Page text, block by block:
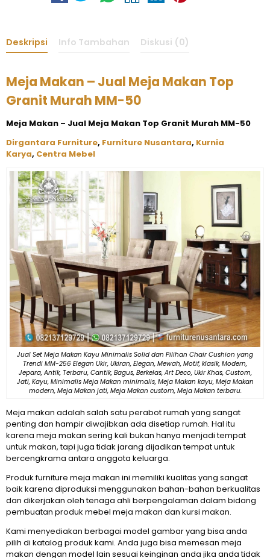
Deskripsi Info Tambahan Diskusi (0)
Meja Makan – Jual Meja Makan Top
Granit Murah MM-50
Meja Makan – Jual Meja Makan Top Granit Murah MM-50
Dirgantara Furniture, Furniture Nusantara, Kurnia
Karya, Centra Mebel
Jual Set Meja Makan Kayu Minimalis Solid dan Pilihan Chair Cushion yang
Trendi MM-256 Elegan Ukir, Ukiran, Elegan, Mewah, Motif, klasik, Modern,
Jepara, Antik, Terbaru, Cantik, Bagus, Berkelas, Art Deco, Ukir Khas, Custom,
Jati, Kayu, Minimalis Meja Makan minimalis, Meja Makan kayu, Meja Makan
modern, Meja Makan jati, Meja Makan custom, Meja Makan terbaru.
Meja makan adalah salah satu perabot rumah yang sangat
penting dan hampir diwajibkan ada disetiap rumah. Hal itu
karena meja makan sering kali bukan hanya menjadi tempat
untuk makan, tapi juga tidak jarang dijadikan tempat untuk
bercengkrama antara anggota keluarga.
Produk furniture meja makan ini memiliki kualitas yang sangat
baik karena diproduksi menggunakan bahan-bahan berkualitas
dan dikerjakan oleh tenaga ahli berpengalaman dalam bidang
pembuatan produk mebel meja makan dan kursi makan.
Kami menyediakan berbagai model gambar yang bisa anda
pilih di katalog produk kami. Anda juga bisa memesan meja
makan dengan model lain sesuai keinginan anda jika anda tidak